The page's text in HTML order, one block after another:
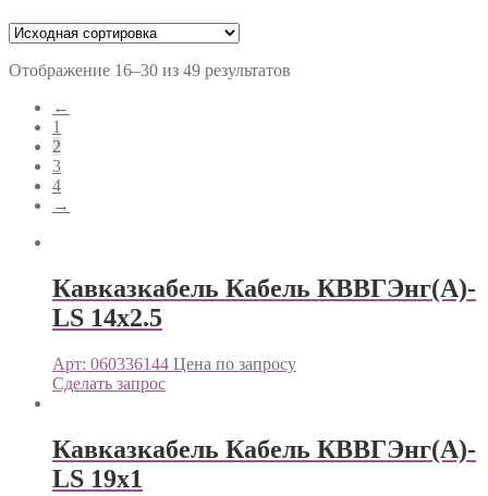
Отображение 16–30 из 49 результатов
←
1
2
3
4
→
Кавказкабель Кабель КВВГЭнг(А)-
LS 14х2.5
Арт: 060336144 Цена по запросу
Сделать запрос
Кавказкабель Кабель КВВГЭнг(А)-
LS 19х1